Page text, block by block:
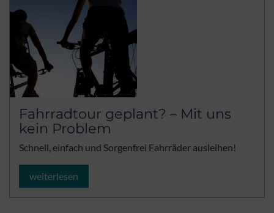
Fahrradtour geplant? – Mit uns
kein Problem
Schnell, einfach und Sorgenfrei Fahrräder ausleihen!
weiterlesen